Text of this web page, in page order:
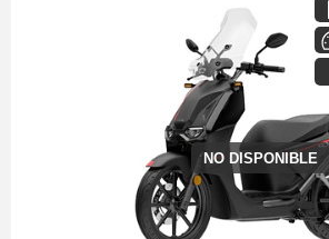
NO DISPONIBLE